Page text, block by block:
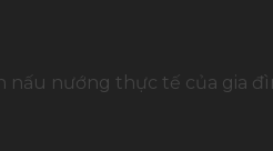
nướng thực tế của gia